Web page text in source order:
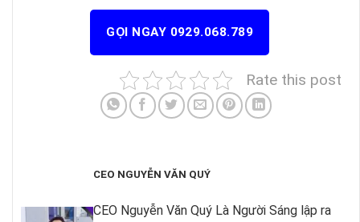
GỌI NGAY 0929.068.789
Rate this post
CEO NGUYỄN VĂN QUÝ
CEO Nguyễn Văn Quý Là Người Sáng lập ra